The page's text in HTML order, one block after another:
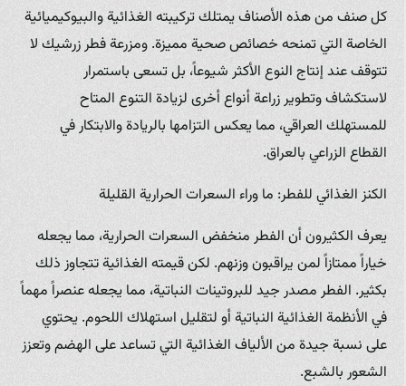
كل صنف من هذه الأصناف يمتلك تركيبته الغذائية والبيوكيميائية
الخاصة التي تمنحه خصائص صحية مميزة. ومزرعة فطر زرشيك لا
تتوقف عند إنتاج النوع الأكثر شيوعاً، بل تسعى باستمرار
لاستكشاف وتطوير زراعة أنواع أخرى لزيادة التنوع المتاح
للمستهلك العراقي، مما يعكس التزامها بالريادة والابتكار في
القطاع الزراعي بالعراق.
الكنز الغذائي للفطر: ما وراء السعرات الحرارية القليلة
يعرف الكثيرون أن الفطر منخفض السعرات الحرارية، مما يجعله
خياراً ممتازاً لمن يراقبون وزنهم. لكن قيمته الغذائية تتجاوز ذلك
بكثير. الفطر مصدر جيد للبروتينات النباتية، مما يجعله عنصراً مهماً
في الأنظمة الغذائية النباتية أو لتقليل استهلاك اللحوم. يحتوي
على نسبة جيدة من الألياف الغذائية التي تساعد على الهضم وتعزز
الشعور بالشبع.